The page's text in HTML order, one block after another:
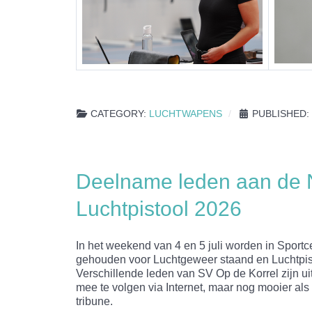
CATEGORY: LUCHTWAPENS
Deelname leden aan de
Luchtpistool 2026
In het weekend van 4 en 5 juli worden in
gehouden voor Luchtgeweer staand en
Verschillende leden van SV Op de Korrel zijn
mee te volgen via Internet, maar nog mooier
tribune.